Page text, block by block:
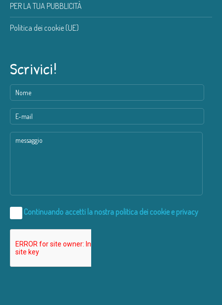
PER LA TUA PUBBLICITÀ
Politica dei cookie (UE)
Scrivici!
Continuando accetti la nostra politica dei cookie e privacy